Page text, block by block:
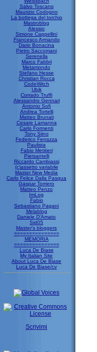
Salvo Toscano
Maurizio Codogno
La bottega del torchio
Mastroblog
Alessio
Simone Cappellini
Francesco Armando
Dario Bonacina
Pietro Saccomani
Serenella
Marco Fabbri
Metamondo
Stefano Hesse
Christian Rocca
CodeWitch
Ubik
Corrado Truffi
Alessandro Gennari
Antonio Sofi
Andrea Tortelli
Matteo Brunati
Cesare Lamanna
Carlo Formenti
Tony Siino
Federico Ferrazza
Paulista
Fabio Metitieri
Piersantelli
Riccardo Cambiassi
(c)assetto variabile
Master New Media
Carlo Felice Dalla Pasqua
Gaspar Torriero
Matteo Penzo
ImLog
Fabio
Sebastiano Pagani
Melablog
Daniele D'Amato
Sid05
Master's bloggers
===============
MEMORIA
===============
Luca De Biase
My Italian Site
About Luca De Biase
Luca De Biase/cv
Scrivimi